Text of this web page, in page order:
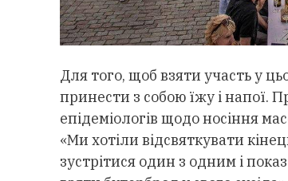
Для того, щоб взяти участь у
принести з собою їжу і напої.
епідеміологів щодо носіння
«Ми хотіли відсвяткувати
зустрітися один з одним і